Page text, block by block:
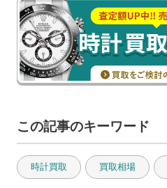
この記事のキーワード
時計買取 買取相場